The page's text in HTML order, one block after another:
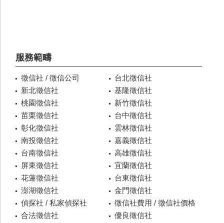
服務範疇
徵信社 / 徵信公司
台北徵信社
新北徵信社
基隆徵信社
桃園徵信社
新竹徵信社
苗栗徵信社
台中徵信社
彰化徵信社
雲林徵信社
南投徵信社
嘉義徵信社
台南徵信社
高雄徵信社
屏東徵信社
宜蘭徵信社
花蓮徵信社
台東徵信社
澎湖徵信社
金門徵信社
偵探社 / 私家偵探社
徵信社費用 / 徵信社價格
合法徵信社
優良徵信社